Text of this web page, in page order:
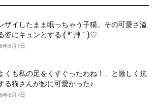
ザイしたまま眠っちゃう子猫。その可愛さ溢
姿にキュンとする ( *´艸｀)♡
年8月7日
よくも私の足をくすぐったわね！」と激しく抗
る猫さんが妙に可愛かった♪
年8月7日